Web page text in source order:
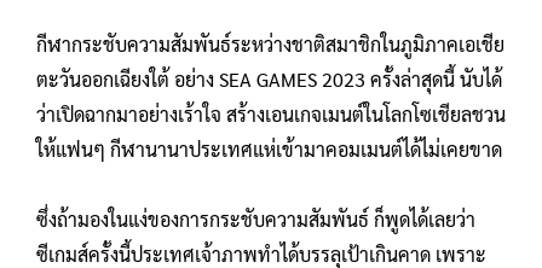
กีฬากระชับความสัมพันธ์ระหว่างชาติสมาชิกในภูมิภาคเอเชีย
ตะวันออกเฉียงใต้ อย่าง SEA GAMES 2023 ครั้งล่าสุดนี้ นับได้
ว่าเปิดฉากมาอย่างเร้าใจ สร้างเอนเกจเมนต์ในโลกโซเชียลชวน
ให้แฟนๆ กีฬานานาประเทศแห่เข้ามาคอมเมนต์ได้ไม่เคยขาด
ซึ่งถ้ามองในแง่ของการกระชับความสัมพันธ์ ก็พูดได้เลยว่า
ซีเกมส์ครั้งนี้ประเทศเจ้าภาพทำได้บรรลุเป้าเกินคาด เพราะ